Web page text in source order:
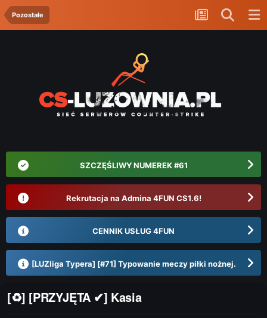
Pozostałe
SZCZĘŚLIWY NUMEREK #61
Rekrutacja na Admina 4FUN CS1.6!
CENNIK USŁUG 4FUN
[LUZliga Typera] [#71] Typowanie meczy piłki nożnej.
[♻] [PRZYJĘTA ✔] Kasia